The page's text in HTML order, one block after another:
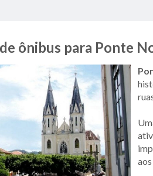
ônibus para Ponte